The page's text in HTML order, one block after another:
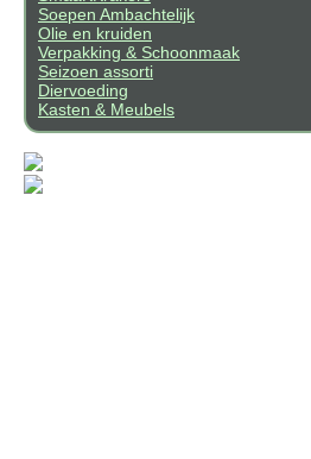
Soepen Ambachtelijk
Olie en kruiden
Verpakking & Schoonmaak
Seizoen assorti
Diervoeding
Kasten & Meubels